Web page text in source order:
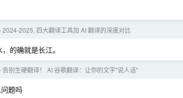
› 2024-2025, 四大翻译工具加 AI 翻译的深度对比
的确就是长江。
› 告别生硬翻译！ AI 谷歌翻译：让你的文字"说人话"
题吗